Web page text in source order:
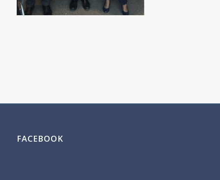
FACEBOOK